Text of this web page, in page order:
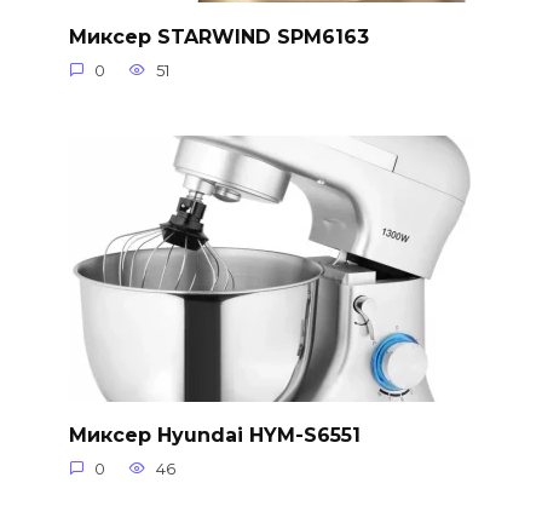
Миксер STARWIND SPM6163
0 51
Миксер Hyundai HYM-S6551
0 46